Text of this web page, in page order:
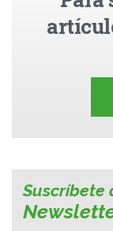
Suscríbete